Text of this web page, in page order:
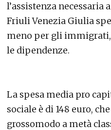
l’assistenza necessaria
Friuli Venezia Giulia
meno per gli
le dipendenze.
La spesa media pro
sociale è di 148 euro,
grossomodo a metà